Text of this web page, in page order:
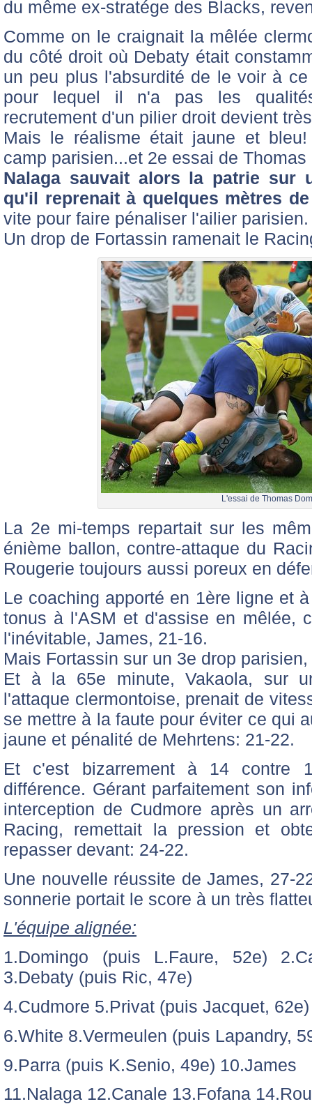
du même ex-stratége des Blacks,
Comme on le craignait la mêlée
du côté droit où Debaty était
un peu plus l'absurdité de le voir à
pour lequel il n'a pas les
recrutement d'un pilier droit devient
Mais le réalisme était jaune et
camp parisien...et 2e essai de
Nalaga sauvait alors la patrie sur
qu'il reprenait à quelques mètres
vite pour faire pénaliser l'ailier parisien.
Un drop de Fortassin ramenait le
L'essai de Thomas
La 2e mi-temps repartait sur les
énième ballon, contre-attaque du
Rougerie toujours aussi poreux en
Le coaching apporté en 1ère ligne et
tonus à l'ASM et d'assise en mêlée,
l'inévitable, James, 21-16.
Mais Fortassin sur un 3e drop
Et à la 65e minute, Vakaola, sur
l'attaque clermontoise, prenait de
se mettre à la faute pour éviter ce qui
jaune et pénalité de Mehrtens: 21-22.
Et c'est bizarrement à 14 contre
différence. Gérant parfaitement son
interception de Cudmore après un
Racing, remettait la pression et
repasser devant: 24-22.
Une nouvelle réussite de James, 27-
sonnerie portait le score à un très
L'équipe alignée:
1.Domingo (puis L.Faure, 52e)
3.Debaty (puis Ric, 47e)
4.Cudmore 5.Privat (puis Jacquet, 62e)
6.White 8.Vermeulen (puis Lapandry,
9.Parra (puis K.Senio, 49e) 10.James
11.Nalaga 12.Canale 13.Fofana